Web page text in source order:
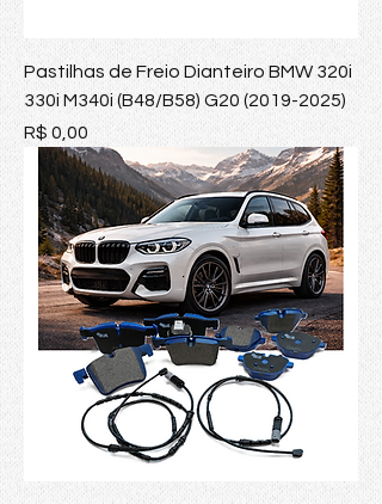
Pastilhas de Freio Dianteiro BMW 320i
330i M340i (B48/B58) G20 (2019-2025)
Preço
R$ 0,00